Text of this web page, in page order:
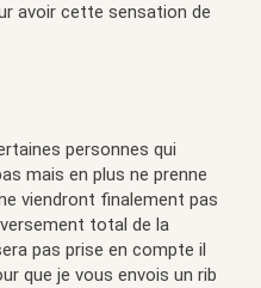
avoir cette sensation de
personnes qui
mais en plus ne prenne
viendront finalement pas
total de la
pas prise en compte il
que je vous envois un rib